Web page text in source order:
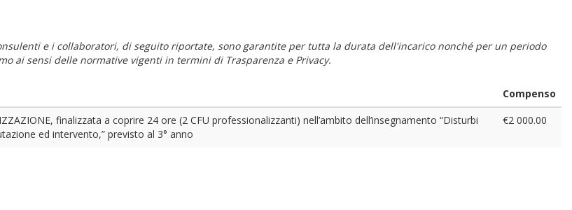
e i collaboratori, di seguito riportate, sono garantite per tutta la durata dell'incarico nonché per un periodo
ai sensi delle normative vigenti in termini di Trasparenza e Privacy.
Compenso
finalizzata a coprire 24 ore (2 CFU professionalizzanti) nell’ambito dell’insegnamento “Disturbi
ed intervento,” previsto al 3° anno
€2 000.00